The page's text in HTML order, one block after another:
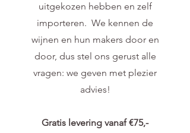
uitgekozen hebben en zelf
importeren. We kennen de
wijnen en hun makers door en
door, dus stel ons gerust alle
vragen: we geven met plezier
advies!
Gratis levering vanaf €75,-